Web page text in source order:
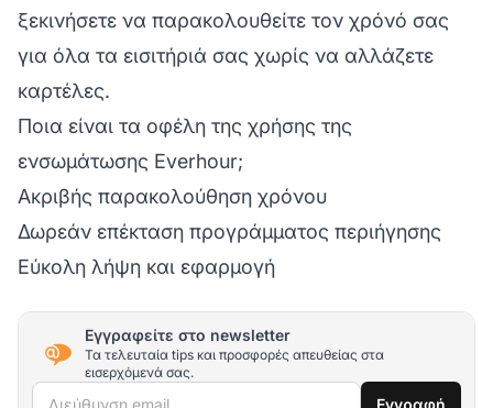
ξεκινήσετε να παρακολουθείτε τον χρόνό σας
για όλα τα εισιτήριά σας χωρίς να αλλάζετε
καρτέλες.
Ποια είναι τα οφέλη της χρήσης της
ενσωμάτωσης Everhour;
Ακριβής παρακολούθηση χρόνου
Δωρεάν επέκταση προγράμματος περιήγησης
Εύκολη λήψη και εφαρμογή
Εγγραφείτε στο newsletter
Τα τελευταία tips και προσφορές απευθείας στα
εισερχόμενά σας.
Διεύθυνση email Εγγραφή